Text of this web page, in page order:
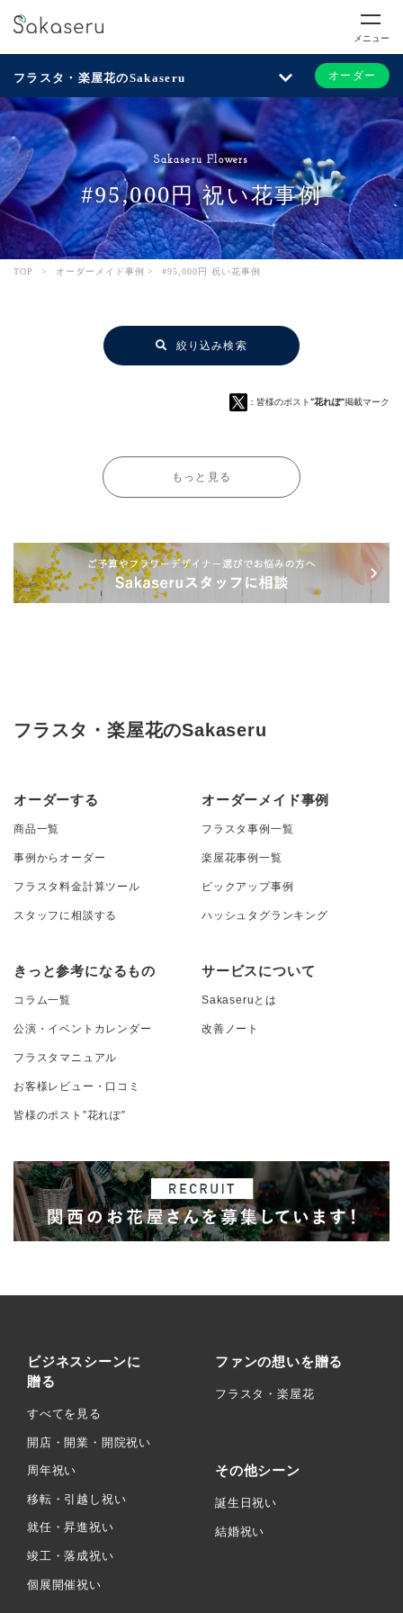
メニュー
フラスタ・楽屋花のSakaseru オーダー
Sakaseru Flowers
#95,000円 祝い花事例
TOP > オーダーメイド事例 > #95,000円 祝い花事例
絞り込み検索
：皆様のポスト“花れぽ”掲載マーク
もっと見る
フラスタ・楽屋花のSakaseru
オーダーする
商品一覧
事例からオーダー
フラスタ料金計算ツール
スタッフに相談する
オーダーメイド事例
フラスタ事例一覧
楽屋花事例一覧
ピックアップ事例
ハッシュタグランキング
きっと参考になるもの
コラム一覧
公演・イベントカレンダー
フラスタマニュアル
お客様レビュー・口コミ
皆様のポスト”花れぽ”
サービスについて
Sakaseruとは
改善ノート
ビジネスシーンに
贈る
すべてを見る
開店・開業・開院祝い
周年祝い
移転・引越し祝い
就任・昇進祝い
竣工・落成祝い
個展開催祝い
ファンの想いを贈る
フラスタ・楽屋花
その他シーン
誕生日祝い
結婚祝い